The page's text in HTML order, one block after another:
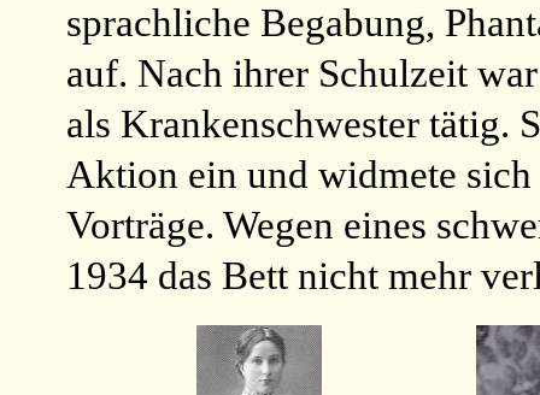
sprachliche Begabung,
auf. Nach ihrer Schulzeit
als Krankenschwester tätig.
Aktion ein und widmete
Vorträge. Wegen eines
1934 das Bett nicht mehr